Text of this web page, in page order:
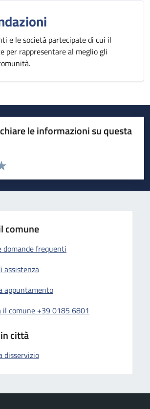
e le società partecipate di cui il
per rappresentare al meglio gli
le informazioni su questa
pagina
5 stelle su 5
4 stelle su 5
su 5
su 5
5
comune
domande frequenti
assistenza
appuntamento
il comune +39 0185 6801
città
disservizio